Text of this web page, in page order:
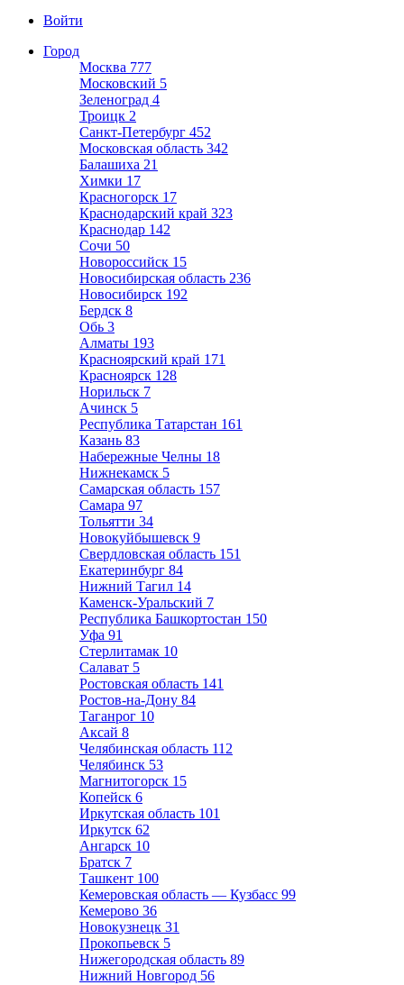
Войти
Город
Москва 777
Московский 5
Зеленоград 4
Троицк 2
Санкт-Петербург 452
Московская область 342
Балашиха 21
Химки 17
Красногорск 17
Краснодарский край 323
Краснодар 142
Сочи 50
Новороссийск 15
Новосибирская область 236
Новосибирск 192
Бердск 8
Обь 3
Алматы 193
Красноярский край 171
Красноярск 128
Норильск 7
Ачинск 5
Республика Татарстан 161
Казань 83
Набережные Челны 18
Нижнекамск 5
Самарская область 157
Самара 97
Тольятти 34
Новокуйбышевск 9
Свердловская область 151
Екатеринбург 84
Нижний Тагил 14
Каменск-Уральский 7
Республика Башкортостан 150
Уфа 91
Стерлитамак 10
Салават 5
Ростовская область 141
Ростов-на-Дону 84
Таганрог 10
Аксай 8
Челябинская область 112
Челябинск 53
Магнитогорск 15
Копейск 6
Иркутская область 101
Иркутск 62
Ангарск 10
Братск 7
Ташкент 100
Кемеровская область — Кузбасс 99
Кемерово 36
Новокузнецк 31
Прокопьевск 5
Нижегородская область 89
Нижний Новгород 56